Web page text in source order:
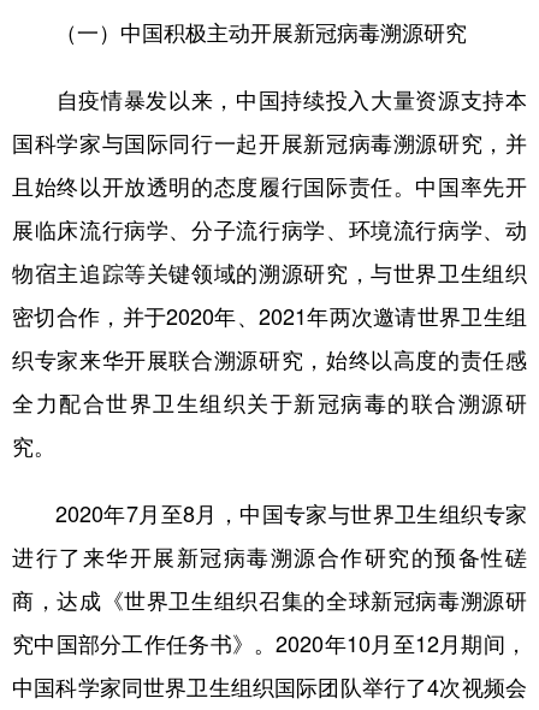
（一）中国积极主动开展新冠病毒溯源研究
自疫情暴发以来，中国持续投入大量资源支持本
国科学家与国际同行一起开展新冠病毒溯源研究，并
且始终以开放透明的态度履行国际责任。中国率先开
展临床流行病学、分子流行病学、环境流行病学、动
物宿主追踪等关键领域的溯源研究，与世界卫生组织
密切合作，并于2020年、2021年两次邀请世界卫生组
织专家来华开展联合溯源研究，始终以高度的责任感
全力配合世界卫生组织关于新冠病毒的联合溯源研
究。
2020年7月至8月，中国专家与世界卫生组织专家
进行了来华开展新冠病毒溯源合作研究的预备性磋
商，达成《世界卫生组织召集的全球新冠病毒溯源研
究中国部分工作任务书》。2020年10月至12月期间，
中国科学家同世界卫生组织国际团队举行了4次视频会